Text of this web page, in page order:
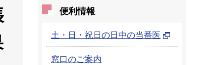
便利情報
土・日・祝日の日中の当番医
窓口のご案内